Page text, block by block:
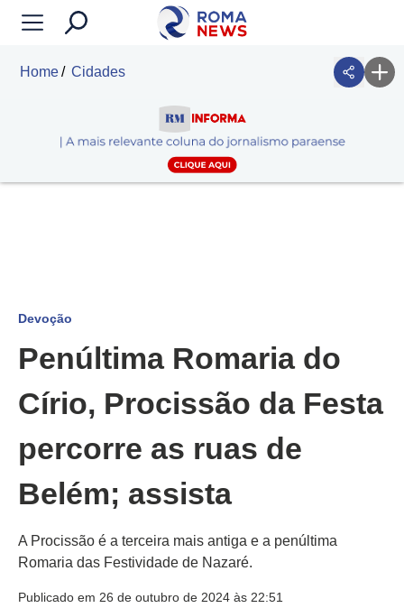
Home Cidades
Devoção
Penúltima Romaria do
Círio, Procissão da Festa
percorre as ruas de
Belém; assista
A Procissão é a terceira mais antiga e a penúltima
Romaria das Festividade de Nazaré.
Publicado em 26 de outubro de 2024 às 22:51